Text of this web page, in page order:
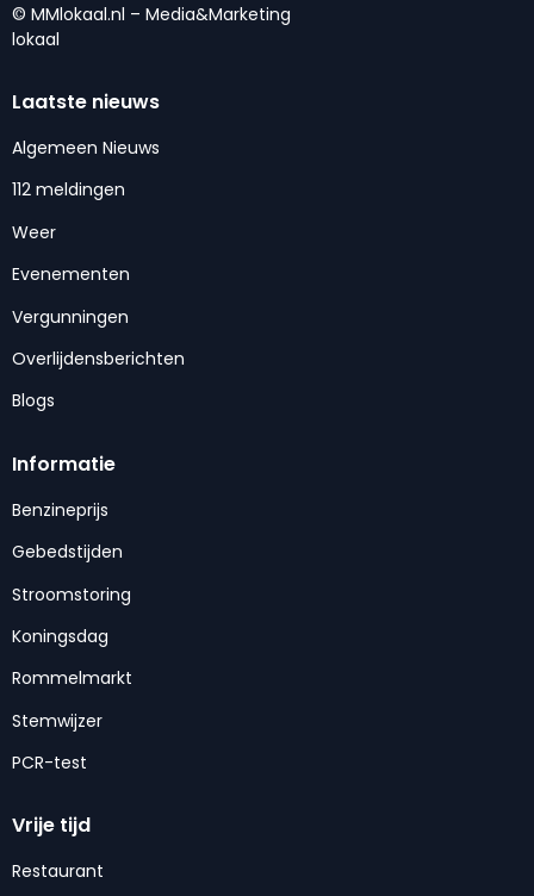
© MMlokaal.nl – Media&Marketing
lokaal
Laatste nieuws
Algemeen Nieuws
112 meldingen
Weer
Evenementen
Vergunningen
Overlijdensberichten
Blogs
Informatie
Benzineprijs
Gebedstijden
Stroomstoring
Koningsdag
Rommelmarkt
Stemwijzer
PCR-test
Vrije tijd
Restaurant